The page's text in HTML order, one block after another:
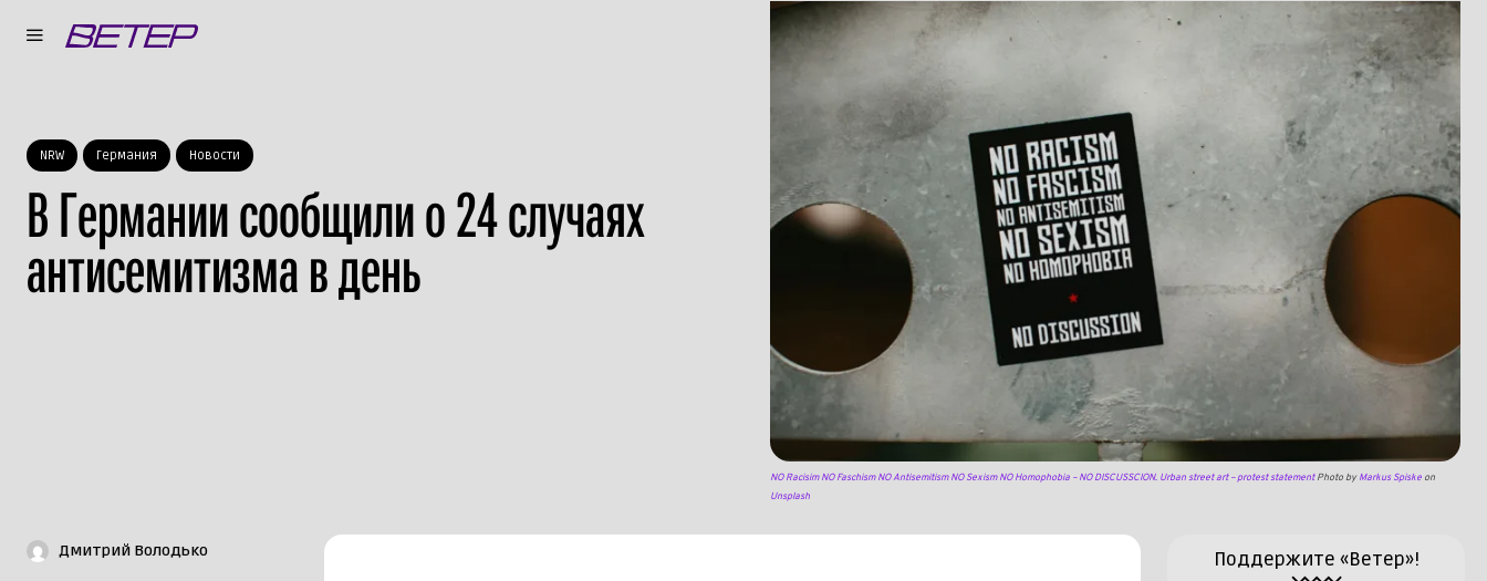
NRW Германия Новости
В Германии сообщили о 24 случаях
антисемитизма в день
NO Racisim NO Faschism NO Antisemitism NO Sexism NO Homophobia – NO DISCUSSCION. Urban street art – protest statementPhoto byMarkus Spiske on
Unsplash
Дмитрий Володько Поддержите «Ветер»!